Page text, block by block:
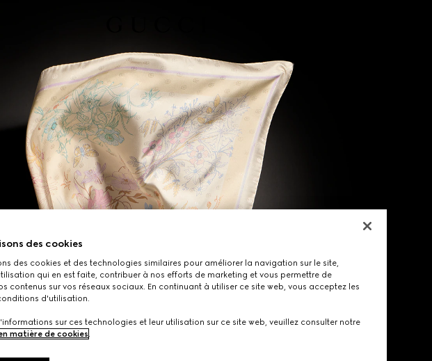
des cookies
des cookies et des technologies similaires pour améliorer la navigation sur le site,
qui en est faite, contribuer à nos efforts de marketing et vous permettre de
contenus sur vos réseaux sociaux. En continuant à utiliser ce site web, vous acceptez les
d'utilisation.
sur ces technologies et leur utilisation sur ce site web, veuillez consulter notre
matière de cookies.